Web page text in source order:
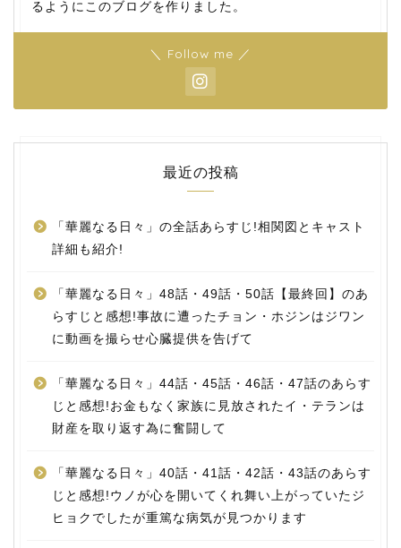
るようにこのブログを作りました。
＼ Follow me ／
最近の投稿
「華麗なる日々」の全話あらすじ!相関図とキャスト
詳細も紹介!
「華麗なる日々」48話・49話・50話【最終回】のあ
らすじと感想!事故に遭ったチョン・ホジンはジワン
に動画を撮らせ心臓提供を告げて
「華麗なる日々」44話・45話・46話・47話のあらす
じと感想!お金もなく家族に見放されたイ・テランは
財産を取り返す為に奮闘して
「華麗なる日々」40話・41話・42話・43話のあらす
じと感想!ウノが心を開いてくれ舞い上がっていたジ
ヒョクでしたが重篤な病気が見つかります